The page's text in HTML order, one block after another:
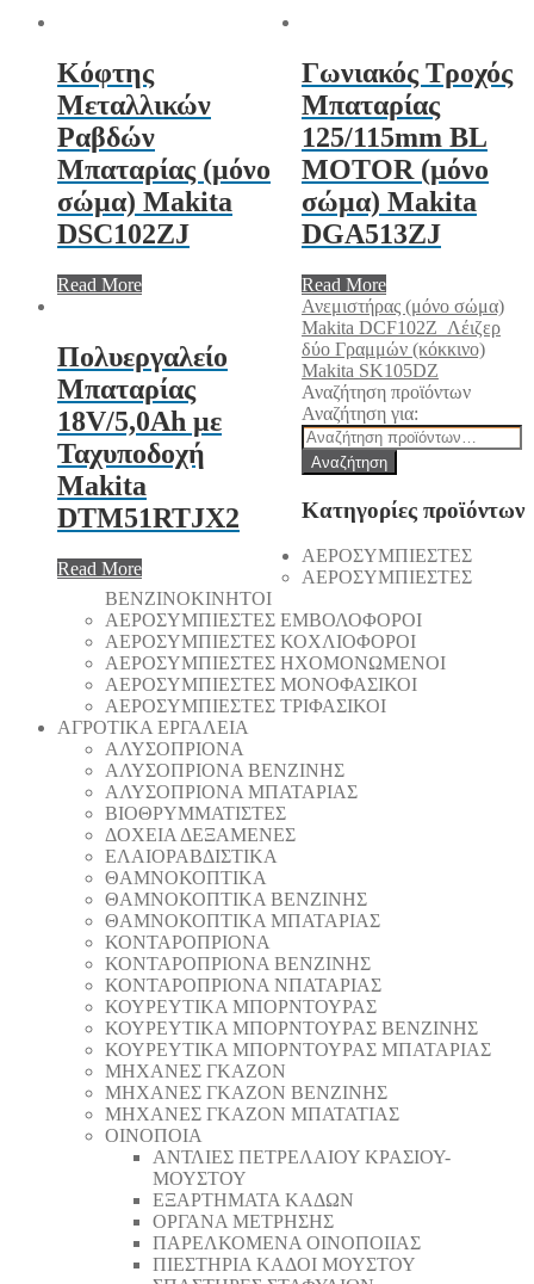
Κόφτης
Μεταλλικών
Ραβδών
Μπαταρίας (μόνο
σώμα) Makita
DSC102ZJ
Read More
Γωνιακός Τροχός
Μπαταρίας
125/115mm BL
MOTOR (μόνο
σώμα) Makita
DGA513ZJ
Read More
Πολυεργαλείο
Μπαταρίας
18V/5,0Ah με
Ταχυποδοχή
Makita
DTM51RTJX2
Read More
Ανεμιστήρας (μόνο σώμα)
Makita DCF102Z Λέιζερ
δύο Γραμμών (κόκκινο)
Makita SK105DZ
Αναζήτηση προϊόντων
Αναζήτηση για:
Αναζήτηση
Κατηγορίες προϊόντων
AEΡΟΣΥΜΠΙΕΣΤΕΣ
AEΡΟΣΥΜΠΙΕΣΤΕΣ
ΒΕΝΖΙΝΟΚΙΝΗΤΟΙ
AEΡΟΣΥΜΠΙΕΣΤΕΣ ΕΜΒΟΛΟΦΟΡΟΙ
AEΡΟΣΥΜΠΙΕΣΤΕΣ ΚΟΧΛΙΟΦΟΡΟΙ
ΑΕΡΟΣΥΜΠΙΕΣΤΕΣ ΗΧΟΜΟΝΩΜΕΝΟΙ
ΑΕΡΟΣΥΜΠΙΕΣΤΕΣ ΜΟΝΟΦΑΣΙΚΟΙ
ΑΕΡΟΣΥΜΠΙΕΣΤΕΣ ΤΡΙΦΑΣΙΚΟΙ
ΑΓΡΟΤΙΚΑ ΕΡΓΑΛΕΙΑ
AΛΥΣΟΠΡΙΟΝΑ
AΛΥΣΟΠΡΙΟΝΑ ΒΕΝΖΙΝΗΣ
AΛΥΣΟΠΡΙΟΝΑ ΜΠΑΤΑΡΙΑΣ
ΒΙΟΘΡΥΜΜΑΤΙΣΤΕΣ
ΔΟΧΕΙΑ ΔΕΞΑΜΕΝΕΣ
ΕΛΑΙΟΡΑΒΔΙΣΤΙΚΑ
ΘAΜΝΟΚΟΠΤΙΚΑ
ΘAΜΝΟΚΟΠΤΙΚΑ ΒΕΝΖΙΝΗΣ
ΘAΜΝΟΚΟΠΤΙΚΑ ΜΠΑΤΑΡΙΑΣ
ΚΟΝΤΑΡΟΠΡΙΟΝΑ
ΚΟΝΤΑΡΟΠΡΙΟΝΑ ΒΕΝΖΙΝΗΣ
ΚΟΝΤΑΡΟΠΡΙΟΝΑ ΝΠΑΤΑΡΙΑΣ
ΚΟΥΡΕΥΤΙΚΑ ΜΠΟΡΝΤΟΥΡΑΣ
ΚΟΥΡΕΥΤΙΚΑ ΜΠΟΡΝΤΟΥΡΑΣ ΒΕΝΖΙΝΗΣ
ΚΟΥΡΕΥΤΙΚΑ ΜΠΟΡΝΤΟΥΡΑΣ ΜΠΑΤΑΡΙΑΣ
ΜΗΧΑΝΕΣ ΓΚΑΖΟΝ
ΜΗΧΑΝΕΣ ΓΚΑΖΟΝ ΒΕΝΖΙΝΗΣ
ΜΗΧΑΝΕΣ ΓΚΑΖΟΝ ΜΠΑΤΑΤΙΑΣ
ΟΙΝΟΠΟΙΑ
ΑΝΤΛΙΕΣ ΠΕΤΡΕΛΑΙΟΥ ΚΡΑΣΙΟΥ-
ΜΟΥΣΤΟΥ
ΕΞΑΡΤΗΜΑΤΑ ΚΑΔΩΝ
ΟΡΓΑΝΑ ΜΕΤΡΗΣΗΣ
ΠΑΡΕΛΚΟΜΕΝΑ ΟΙΝΟΠΟΙΙΑΣ
ΠΙΕΣΤΗΡΙΑ ΚΑΔΟΙ ΜΟΥΣΤΟΥ